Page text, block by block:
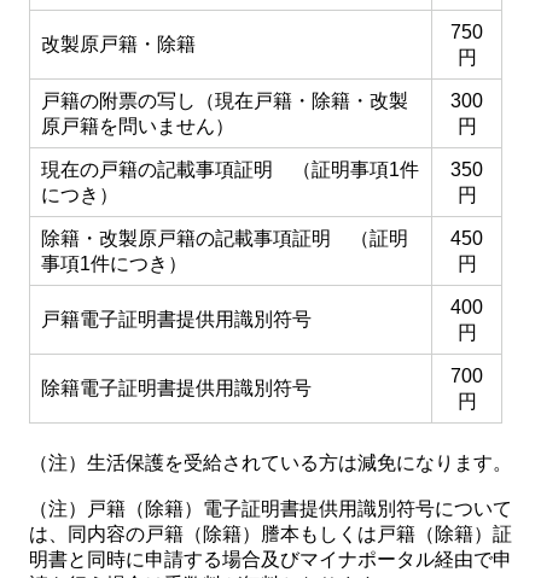
改製原戸籍・除籍
750
円
戸籍の附票の写し（現在戸籍・除籍・改製
原戸籍を問いません）
300
円
現在の戸籍の記載事項証明 （証明事項1件
につき）
350
円
除籍・改製原戸籍の記載事項証明 （証明
事項1件につき）
450
円
戸籍電子証明書提供用識別符号
400
円
除籍電子証明書提供用識別符号
700
円
（注）生活保護を受給されている方は減免になります。
（注）戸籍（除籍）電子証明書提供用識別符号について
は、同内容の戸籍（除籍）謄本もしくは戸籍（除籍）証
明書と同時に申請する場合及びマイナポータル経由で申